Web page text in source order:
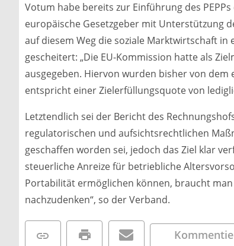
Votum habe bereits zur Einführung des
europäische Gesetzgeber mit Unterstützung
auf diesem Weg die soziale Marktwirtschaft
gescheitert: „Die EU-Kommission hatte als
ausgegeben. Hiervon wurden bisher von
entspricht einer Zielerfüllungsquote von
Letztendlich sei der Bericht des
regulatorischen und aufsichtsrechtlichen
geschaffen worden sei, jedoch das Ziel klar
steuerliche Anreize für betriebliche
Portabilität ermöglichen können, braucht
nachzudenken“, so der Verband.